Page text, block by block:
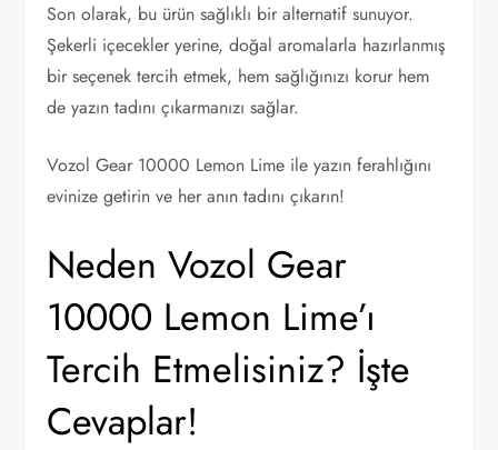
Son olarak, bu ürün sağlıklı bir alternatif sunuyor.
Şekerli içecekler yerine, doğal aromalarla hazırlanmış
bir seçenek tercih etmek, hem sağlığınızı korur hem
de yazın tadını çıkarmanızı sağlar.
Vozol Gear 10000 Lemon Lime ile yazın ferahlığını
evinize getirin ve her anın tadını çıkarın!
Neden Vozol Gear
10000 Lemon Lime’ı
Tercih Etmelisiniz? İşte
Cevaplar!